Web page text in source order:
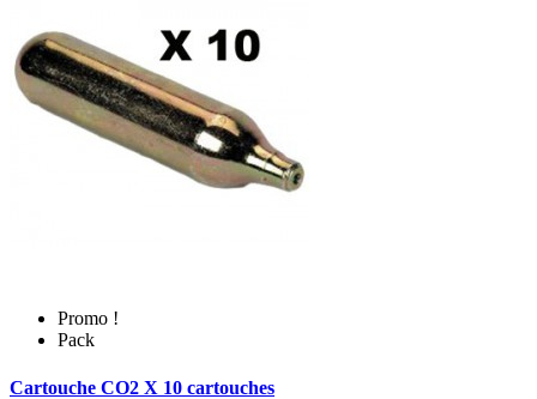
Promo !
Pack
Cartouche CO2 X 10 cartouches